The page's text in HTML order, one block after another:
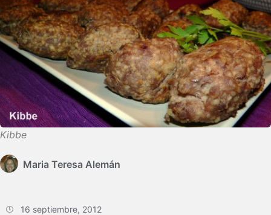
Kibbe
Maria Teresa Alemán
16 septiembre, 2012